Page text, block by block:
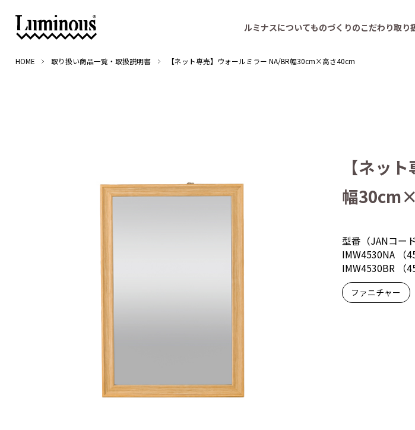
ルミナスについてものづくりのこだわり取り
HOME 取り扱い商品一覧・取扱説明書 【ネット専売】ウォールミラー NA/BR幅30cm×高さ40cm
【ネッ
幅
型番（JANコード
IMW4530NA （
IMW4530BR （
ファニチャー